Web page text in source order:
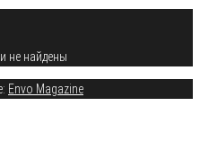
не найдены
Envo Magazine